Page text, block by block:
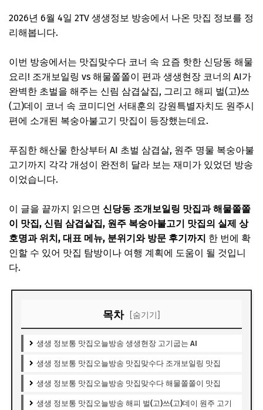
2026년 6월 4일 2TV 생생정보 방송에서 나온 맛집 정보를 정
리해봅니다.
이번 방송에서는 맛집맞수다 코너 속 요즘 핫한 신당동 해물
요리! 조개보일링 vs 해물쫄쫄이 편과 생생현장 코너의 AI가
완벽한 초벌을 해주는 신림 삼겹살집, 그리고 해피 벌(고)쓰
(고)데이 코너 속 코미디언 서태훈의 강원특별자치도 원주시
편에 소개된 복숭아불고기 맛집이 등장했는데요.
푸짐한 해산물 한상부터 AI 초벌 삼겹살, 원주 명물 복숭아불
고기까지 각각 개성이 완전히 달라 보는 재미가 있었던 방송
이었습니다.
이 글을 끝까지 읽으면 신당동 조개보일링 맛집과 해물쫄쫄
이 맛집, 신림 삼겹살집, 원주 복숭아불고기 맛집의 실제 상
호명과 위치, 대표 메뉴, 분위기와 방문 후기까지 한 번에 확
인할 수 있어 맛집 탐방이나 여행 계획에 도움이 될 것입니
다.
목차 [숨기기]
생생 정보통 맛집오늘방송 생생현장 고기굽는 AI
생생 정보통 맛집오늘방송 맛집맞수다 조개보일링 맛집
생생 정보통 맛집오늘방송 맛집맞수다 해물쫄쫄이 맛집
생생 정보통 맛집오늘방송 해피 벌(고)쓰(고)데이 원주 고기